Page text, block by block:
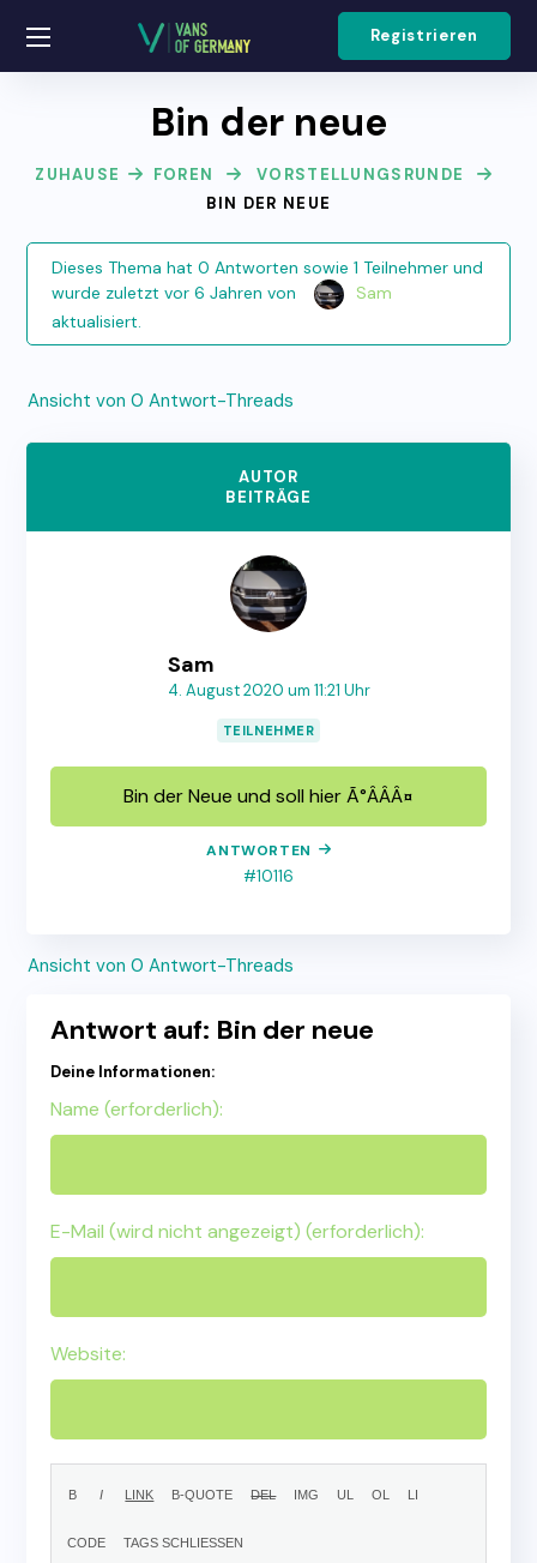
Registrieren
Bin der neue
ZUHAUSE FOREN
VORSTELLUNGSRUNDE
BIN DER NEUE
Dieses Thema hat 0 Antworten sowie 1 Teilnehmer und
wurde zuletzt vor 6 Jahren von
Sam
aktualisiert.
Ansicht von 0 Antwort-Threads
AUTOR
BEITRÄGE
Sam
4. August 2020 um 11:21 Uhr
TEILNEHMER
Bin der Neue und soll hier Ã°ÂÂÂ¤
ANTWORTEN
#10116
Ansicht von 0 Antwort-Threads
Antwort auf: Bin der neue
Deine Informationen:
Name (erforderlich):
E-Mail (wird nicht angezeigt) (erforderlich):
Website: